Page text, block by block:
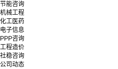
节能咨询
机械工程
化工医药
电子信息
PPP咨询
工程造价
社稳咨询
公司动态